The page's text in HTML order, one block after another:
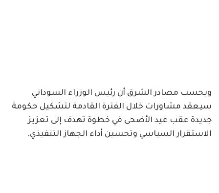
وبحسب مصادر الشرق أن رئيس الوزراء السوداني
سيعقد مشاورات خلال الفترة القادمة لتشكيل حكومة
جديدة عقب عيد الأضحى في خطوة تهدف إلى تعزيز
الاستقرار السياسي وتحسين أداء الجهاز التنفيذي.